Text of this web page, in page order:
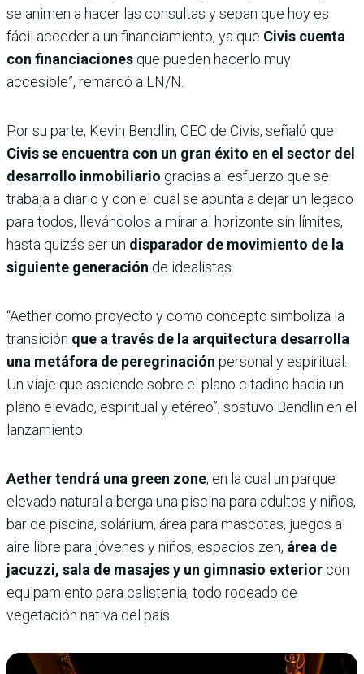
se animen a hacer las consultas y sepan que hoy es
fácil acceder a un financiamiento, ya que Civis cuenta
con financiaciones que pueden hacerlo muy
accesible”, remarcó a LN/N.
Por su parte, Kevin Bendlin, CEO de Civis, señaló que
Civis se encuentra con un gran éxito en el sector del
desarrollo inmobiliario gracias al esfuerzo que se
trabaja a diario y con el cual se apunta a dejar un legado
para todos, llevándolos a mirar al horizonte sin límites,
hasta quizás ser un disparador de movimiento de la
siguiente generación de idealistas.
“Aether como proyecto y como concepto simboliza la
transición que a través de la arquitectura desarrolla
una metáfora de peregrinación personal y espiritual.
Un viaje que asciende sobre el plano citadino hacia un
plano elevado, espiritual y etéreo”, sostuvo Bendlin en el
lanzamiento.
Aether tendrá una green zone, en la cual un parque
elevado natural alberga una piscina para adultos y niños,
bar de piscina, solárium, área para mascotas, juegos al
aire libre para jóvenes y niños, espacios zen, área de
jacuzzi, sala de masajes y un gimnasio exterior con
equipamiento para calistenia, todo rodeado de
vegetación nativa del país.